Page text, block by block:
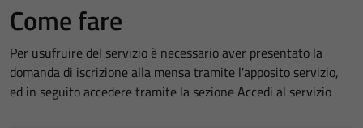
Come fare
Per usufruire del servizio è necessario aver presentato la
domanda di iscrizione alla mensa tramite l'apposito servizio,
ed in seguito accedere tramite la sezione Accedi al servizio